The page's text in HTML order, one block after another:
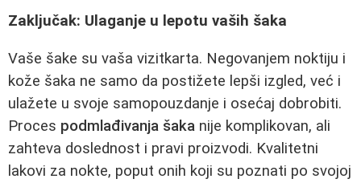
Zaključak: Ulaganje u lepotu vaših šaka
Vaše šake su vaša vizitkarta. Negovanjem noktiju i
kože šaka ne samo da postižete lepši izgled, već i
ulažete u svoje samopouzdanje i osećaj dobrobiti.
Proces podmlađivanja šaka nije komplikovan, ali
zahteva doslednost i pravi proizvodi. Kvalitetni
lakovi za nokte, poput onih koji su poznati po svojoj